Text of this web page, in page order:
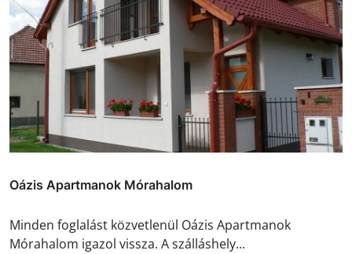
Oázis Apartmanok Mórahalom
Minden foglalást közvetlenül Oázis Apartmanok
Mórahalom igazol vissza. A szálláshely...